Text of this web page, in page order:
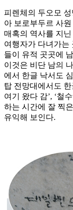
피렌체의 두오모
아 보로부두르 사
매혹의 역사를 지
여행자가 다녀가는
들이 유적 곳곳에
이것은 비단 남의
에서 한글 낙서도
탑 전망대에서도
여기 왔다 감’, ‘철
하는 시간에 잘 찍
유익해 보인다.